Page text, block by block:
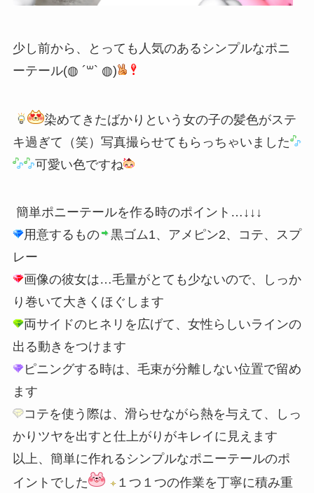
少し前から、とっても人気のあるシンプルなポニ
ーテール(◍ ´꒳` ◍)
染めてきたばかりという女の子の髪色がステ
キ過ぎて（笑）写真撮らせてもらっちゃいました
可愛い色ですね
簡単ポニーテールを作る時のポイント…↓↓↓
用意するもの
黒ゴム1、アメピン2、コテ、スプ
レー
画像の彼女は…毛量がとても少ないので、しっか
り巻いて大きくほぐします
両サイドのヒネリを広げて、女性らしいラインの
出る動きをつけます
ピニングする時は、毛束が分離しない位置で留め
ます
コテを使う際は、滑らせながら熱を与えて、しっ
かりツヤを出すと仕上がりがキレイに見えます
以上、簡単に作れるシンプルなポニーテールのポ
イントでした
１つ１つの作業を丁寧に積み重